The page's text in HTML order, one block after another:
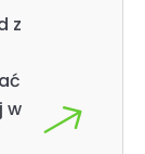
z
w